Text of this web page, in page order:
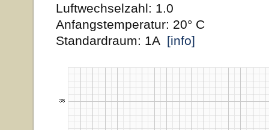
Luftwechselzahl: 1.0
Anfangstemperatur: 20° C
Standardraum: 1A [info]